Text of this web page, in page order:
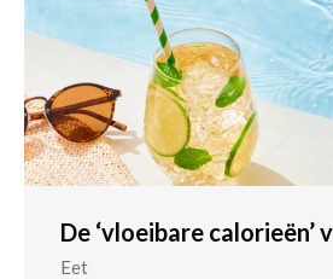
De ‘vloeibare calorieën’
Eet